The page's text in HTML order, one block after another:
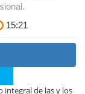
15:21
integral de las y los